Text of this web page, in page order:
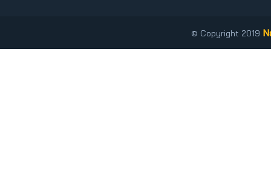
© Copyright 2019